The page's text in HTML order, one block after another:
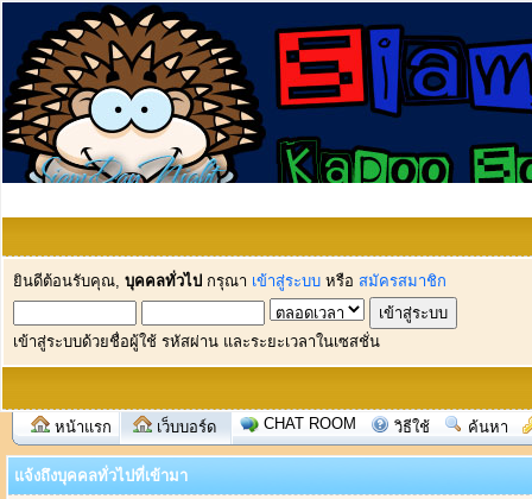
ยินดีต้อนรับคุณ, บุคคลทั่วไป กรุณา เข้าสู่ระบบ หรือ สมัครสมาชิก
เข้าสู่ระบบด้วยชื่อผู้ใช้ รหัสผ่าน และระยะเวลาในเซสชั่น
หน้าแรก เว็บบอร์ด CHAT ROOM วิธีใช้ ค้นหา
แจ้งถึงบุคคลทั่วไปที่เข้ามา